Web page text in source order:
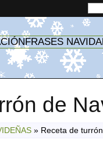
FRASES
de
» Receta de